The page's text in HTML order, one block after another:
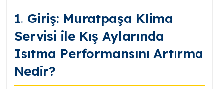
1. Giriş: Muratpaşa Klima
Servisi ile Kış Aylarında
Isıtma Performansını Artırma
Nedir?